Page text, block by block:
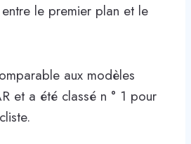
le premier plan et le
aux modèles
et a été classé n ° 1 pour